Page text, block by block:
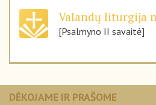
Valandų liturgija
[Psalmyno II savaitė]
DĖKOJAME IR PRAŠOME